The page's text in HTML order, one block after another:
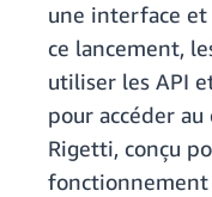
une interface et
ce lancement,
utiliser les API
pour accéder
Rigetti, conçu